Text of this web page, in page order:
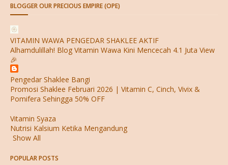
BLOGGER OUR PRECIOUS EMPIRE (OPE)
VITAMIN WAWA PENGEDAR SHAKLEE AKTIF
Alhamdulillah! Blog Vitamin Wawa Kini Mencecah 4.1 Juta View
🎉
Pengedar Shaklee Bangi
Promosi Shaklee Februari 2026 | Vitamin C, Cinch, Vivix &
Pomifera Sehingga 50% OFF
Vitamin Syaza
Nutrisi Kalsium Ketika Mengandung
Show All
POPULAR POSTS